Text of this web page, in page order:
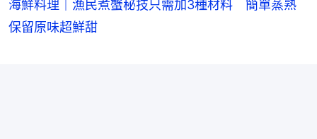
海鮮料理｜漁民煮蟹秘技只需加3種材料 簡單蒸熟
保留原味超鮮甜